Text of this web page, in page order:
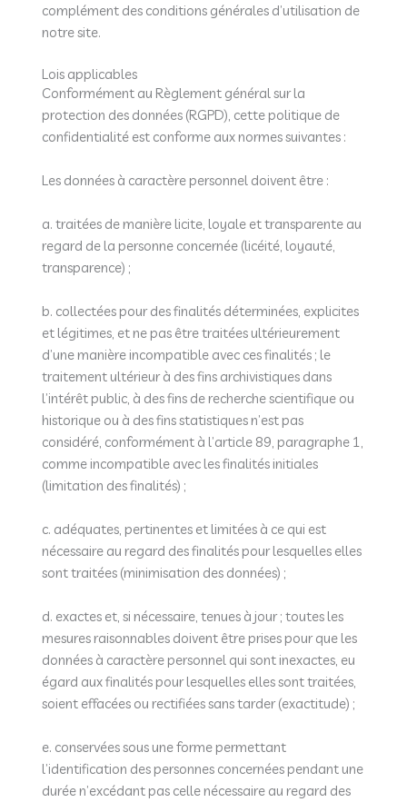
complément des conditions générales d’utilisation de
notre site.
Lois applicables
Conformément au Règlement général sur la
protection des données (RGPD), cette politique de
confidentialité est conforme aux normes suivantes :
Les données à caractère personnel doivent être :
a. traitées de manière licite, loyale et transparente au
regard de la personne concernée (licéité, loyauté,
transparence) ;
b. collectées pour des finalités déterminées, explicites
et légitimes, et ne pas être traitées ultérieurement
d’une manière incompatible avec ces finalités ; le
traitement ultérieur à des fins archivistiques dans
l’intérêt public, à des fins de recherche scientifique ou
historique ou à des fins statistiques n’est pas
considéré, conformément à l’article 89, paragraphe 1,
comme incompatible avec les finalités initiales
(limitation des finalités) ;
c. adéquates, pertinentes et limitées à ce qui est
nécessaire au regard des finalités pour lesquelles elles
sont traitées (minimisation des données) ;
d. exactes et, si nécessaire, tenues à jour ; toutes les
mesures raisonnables doivent être prises pour que les
données à caractère personnel qui sont inexactes, eu
égard aux finalités pour lesquelles elles sont traitées,
soient effacées ou rectifiées sans tarder (exactitude) ;
e. conservées sous une forme permettant
l’identification des personnes concernées pendant une
durée n’excédant pas celle nécessaire au regard des